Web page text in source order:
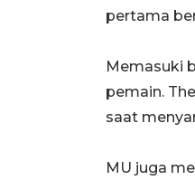
pertama
Memasuki
pemain.
saat
MU juga